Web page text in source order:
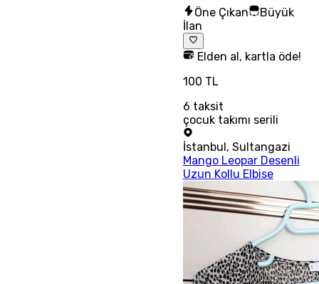
Öne Çıkan
Büyük
İlan
Elden al, kartla öde!
100 TL
6 taksit
çocuk takımı serili
İstanbul, Sultangazi
Mango Leopar Desenli
Uzun Kollu Elbise